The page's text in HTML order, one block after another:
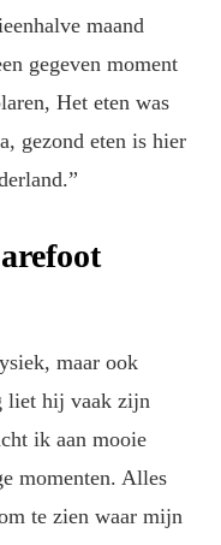
maand
gegeven moment
Het eten was
gezond eten is hier
maar ook
liet hij vaak zijn
ik aan mooie
momenten. Alles
te zien waar mijn